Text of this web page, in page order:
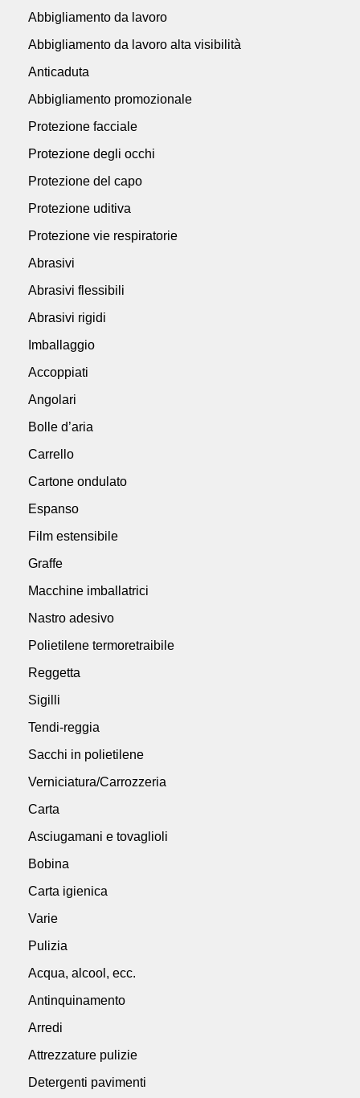
Abbigliamento da lavoro
Abbigliamento da lavoro alta visibilità
Anticaduta
Abbigliamento promozionale
Protezione facciale
Protezione degli occhi
Protezione del capo
Protezione uditiva
Protezione vie respiratorie
Abrasivi
Abrasivi flessibili
Abrasivi rigidi
Imballaggio
Accoppiati
Angolari
Bolle d’aria
Carrello
Cartone ondulato
Espanso
Film estensibile
Graffe
Macchine imballatrici
Nastro adesivo
Polietilene termoretraibile
Reggetta
Sigilli
Tendi-reggia
Sacchi in polietilene
Verniciatura/Carrozzeria
Carta
Asciugamani e tovaglioli
Bobina
Carta igienica
Varie
Pulizia
Acqua, alcool, ecc.
Antinquinamento
Arredi
Attrezzature pulizie
Detergenti pavimenti